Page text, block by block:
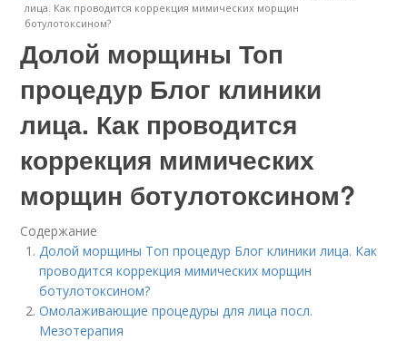
лица. Как проводится коррекция мимических морщин
ботулотоксином?
Долой морщины Топ
процедур Блог клиники
лица. Как проводится
коррекция мимических
морщин ботулотоксином?
Содержание
Долой морщины Топ процедур Блог клиники лица. Как
проводится коррекция мимических морщин
ботулотоксином?
Омолаживающие процедуры для лица посл.
Мезотерапия